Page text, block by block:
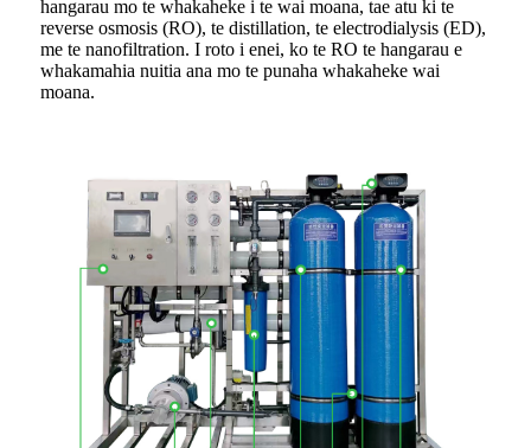
hangarau mo te whakaheke i te wai moana, tae atu ki te
reverse osmosis (RO), te distillation, te electrodialysis (ED),
me te nanofiltration. I roto i enei, ko te RO te hangarau e
whakamahia nuitia ana mo te punaha whakaheke wai
moana.